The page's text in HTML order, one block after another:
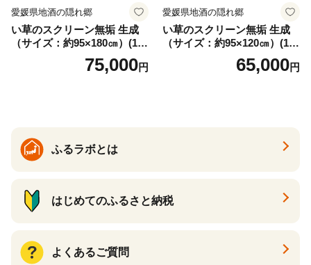
愛媛県地酒の隠れ郷
い草のスクリーン無垢 生成
（サイズ：約95×180㎝）(14
75,000円
愛媛県地酒の隠れ郷
い草のスクリーン無垢 生成
（サイズ：約95×120㎝）(14
65,000円
ふるラボとは
はじめてのふるさと納税
よくあるご質問